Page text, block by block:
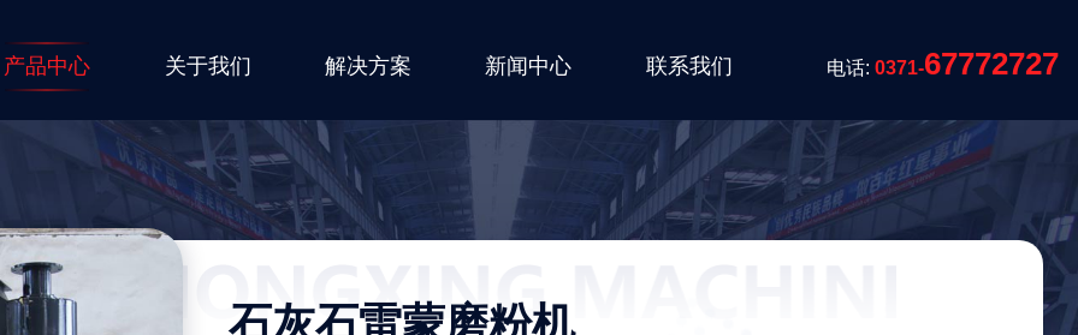
产品中心 关于我们 解决方案 新闻中心 联系我们 电话: 0371-67772727
石灰石雷蒙磨粉机